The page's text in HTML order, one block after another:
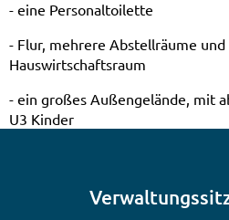
- eine Personaltoilette
- Flur, mehrere Abstellräume und
Hauswirtschaftsraum
- ein großes Außengelände, mit
U3 Kinder